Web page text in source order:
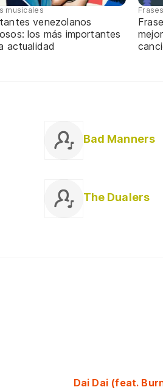
musicales
venezolanos
los más importantes
actualidad
Bad Manners
The Dualers
Dai Dai (feat.